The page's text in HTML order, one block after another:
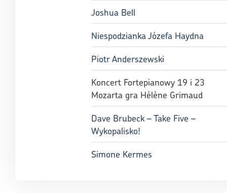
Joshua Bell
Niespodzianka Józefa Haydna
Piotr Anderszewski
Koncert Fortepianowy 19 i 23
Mozarta gra Hélène Grimaud
Dave Brubeck – Take Five –
Wykopalisko!
Simone Kermes